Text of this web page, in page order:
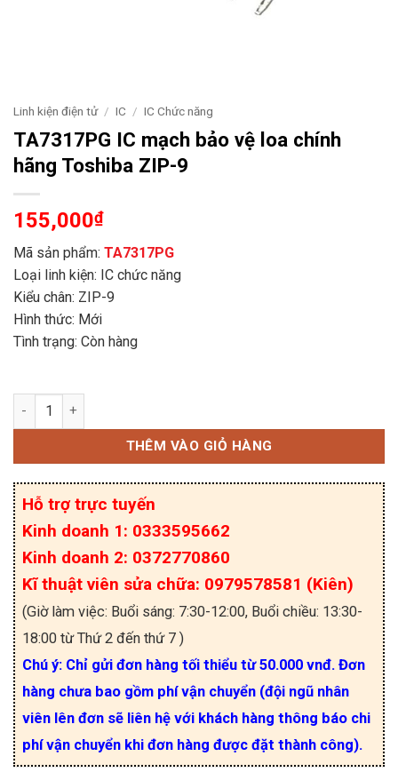
Linh kiện điện tử / IC / IC Chức năng
TA7317PG IC mạch bảo vệ loa chính
hãng Toshiba ZIP-9
155,000₫
Mã sản phẩm: TA7317PG
Loại linh kiện: IC chức năng
Kiểu chân: ZIP-9
Hình thức: Mới
Tình trạng: Còn hàng
TA7317PG IC mạch bảo vệ loa chính hãng
THÊM VÀO GIỎ HÀNG
Hỗ trợ trực tuyến
Kinh doanh 1: 0333595662
Kinh doanh 2: 0372770860
Kĩ thuật viên sửa chữa: 0979578581 (Kiên)
(Giờ làm việc: Buổi sáng: 7:30-12:00, Buổi chiều: 13:30-
18:00 từ Thứ 2 đến thứ 7 )
Chú ý: Chỉ gửi đơn hàng tối thiểu từ 50.000 vnđ. Đơn
hàng chưa bao gồm phí vận chuyển (đội ngũ nhân
viên lên đơn sẽ liên hệ với khách hàng thông báo chi
phí vận chuyển khi đơn hàng được đặt thành công).